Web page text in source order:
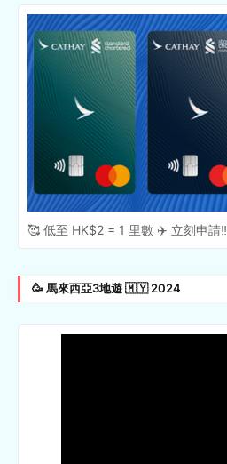
🥰 低至 HK$2 = 1 里數 ✈️ 立刻申請‼️
🥳 馬來西亞3地遊 🇲🇾 2024